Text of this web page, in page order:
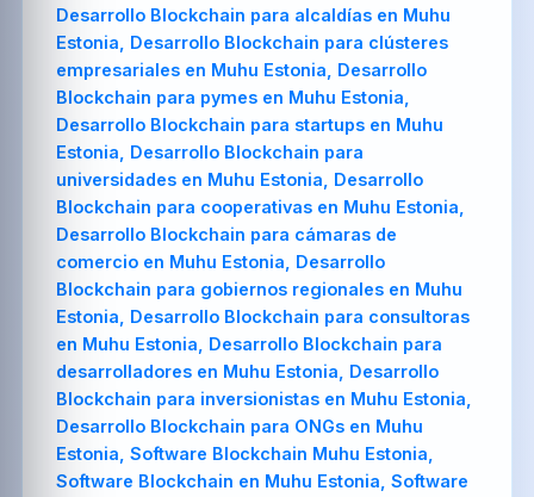
Desarrollo Blockchain para alcaldías en Muhu
Estonia, Desarrollo Blockchain para clústeres
empresariales en Muhu Estonia, Desarrollo
Blockchain para pymes en Muhu Estonia,
Desarrollo Blockchain para startups en Muhu
Estonia, Desarrollo Blockchain para
universidades en Muhu Estonia, Desarrollo
Blockchain para cooperativas en Muhu Estonia,
Desarrollo Blockchain para cámaras de
comercio en Muhu Estonia, Desarrollo
Blockchain para gobiernos regionales en Muhu
Estonia, Desarrollo Blockchain para consultoras
en Muhu Estonia, Desarrollo Blockchain para
desarrolladores en Muhu Estonia, Desarrollo
Blockchain para inversionistas en Muhu Estonia,
Desarrollo Blockchain para ONGs en Muhu
Estonia, Software Blockchain Muhu Estonia,
Software Blockchain en Muhu Estonia, Software